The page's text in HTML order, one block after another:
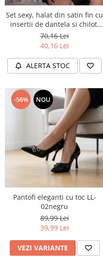
Set sexy, halat din satin fin cu
insertii de dantela si chiloti
tanga YMR-P6017negru
70,16 Lei
40,16 Lei
ALERTA STOC
-56% NOU
Pantofi eleganti cu toc LL-
02negru
89,99 Lei
39,99 Lei
VEZI VARIANTE